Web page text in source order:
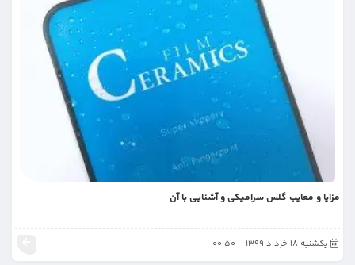
مزایا و معایب گلس سرامیکی و آشنایی با آن
یکشنبه 18 خرداد 1399 - 00:50